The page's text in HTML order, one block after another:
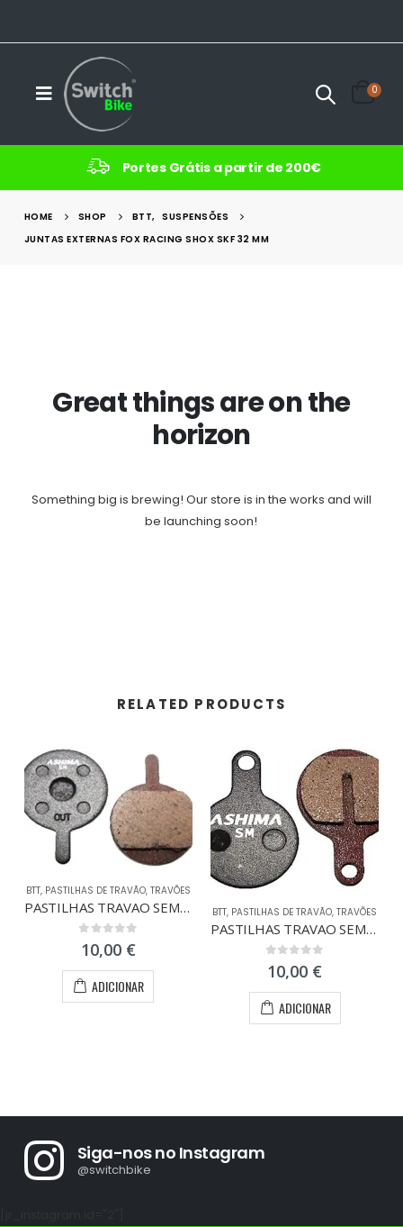
0
Portes Grátis a partir de 200€
HOME SHOP BTT,
SUSPENSÕES
JUNTAS EXTERNAS FOX RACING SHOX SKF 32 MM
Great things are on the
horizon
Something big is brewing! Our store is in the works and will
be launching soon!
RELATED PRODUCTS
BTT, PASTILHAS DE TRAVÃO, TRAVÕES
PASTILHAS TRAVAO SEMI-METAL PROMAX
0out of 5
10,00 €
ADICIONAR
BTT, PASTILHAS DE TRAVÃO,TRAVÕES
PASTILHAS TRAVAO SEMI-METAL TEKTRO NOVELA/LYRA
0out of 5
10,00 €
ADICIONAR
Siga-nos no Instagram
@switchbike